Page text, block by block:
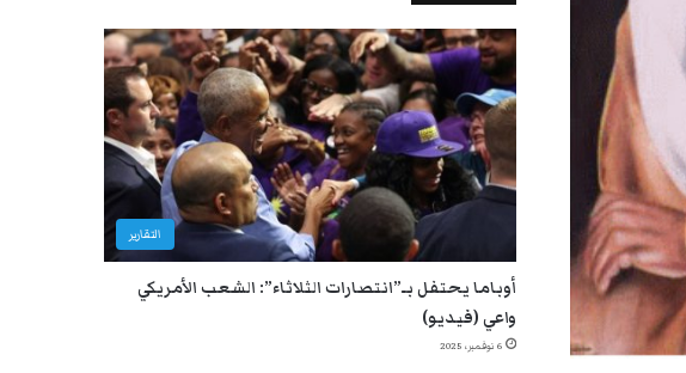
التقارير
أوباما يحتفل بـ”انتصارات الثلاثاء”: الشعب الأمريكي
واعي (فيديو)
6 نوفمبر، 2025